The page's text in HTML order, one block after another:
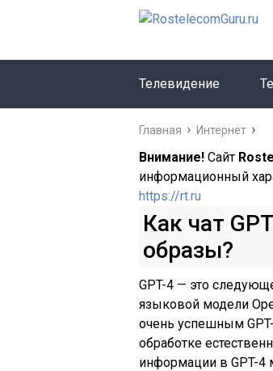
Телевидение
Главная Интернет
Внимание! Сайт
информационный
https://rt.ru
Как чат
образы?
GPT-4 — это
языковой модели
очень успешным
обработке
информации в GPT-